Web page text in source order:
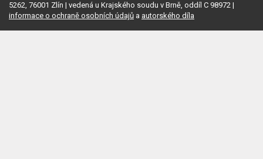
5262, 76001 Zlín | vedená u Krajského soudu v Brně, oddíl C 98972 |
informace o ochraně osobních údajů a autorského díla